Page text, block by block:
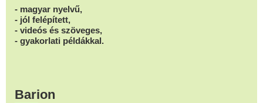
- magyar nyelvű,
- jól felépített,
- videós és szöveges,
- gyakorlati példákkal.
Barion